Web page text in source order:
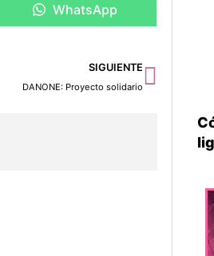
WhatsApp
SIGUIENTE
DANONE: Proyecto solidario